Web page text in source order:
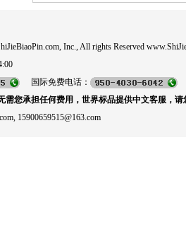
Inc., All rights Reserved
国际免费电话：
需您承担任何费用，世界标品提供中文客服，请
15900659515@163.com